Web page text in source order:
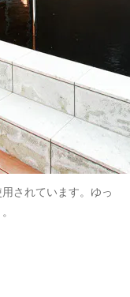
されています。ゆっ